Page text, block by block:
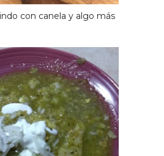
dará vida a una nueva
sabor
, en una pócima
da un color verde
momentose asan las
nopal
incorporando
el jugo de limón. Una
con canela y algo más